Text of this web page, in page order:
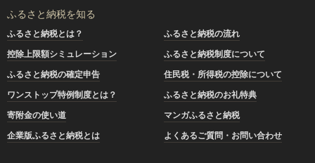
ふるさと納税を知る
ふるさと納税とは？
ふるさと納税の流れ
控除上限額シミュレーション
ふるさと納税制度について
ふるさと納税の確定申告
住民税・所得税の控除について
ワンストップ特例制度とは？
ふるさと納税のお礼特典
寄附金の使い道
マンガふるさと納税
企業版ふるさと納税とは
よくあるご質問・お問い合わせ